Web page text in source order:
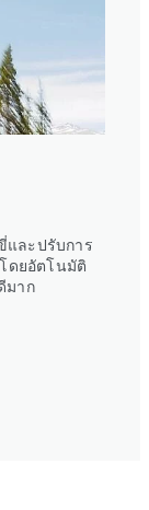
และปรับการ
ดยอัตโนมัติ
มาก